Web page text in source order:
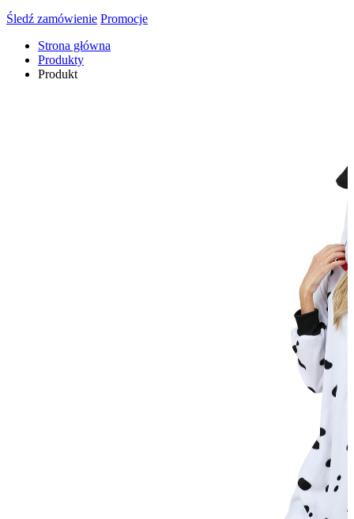
Śledź zamówienie Promocje
Strona główna
Produkty
Produkt